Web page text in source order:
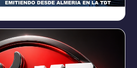
index.html?sid=1